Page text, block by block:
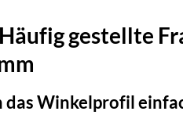
gestellte
das Winkelprofil